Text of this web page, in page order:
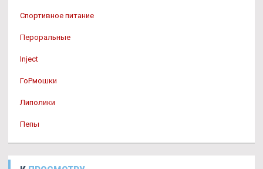
Спортивное питание
Пероральные
Inject
ГоРмошки
Липолики
Пепы